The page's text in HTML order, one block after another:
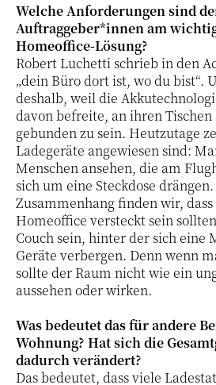
Welche Anforderungen sind
Auftraggeber*innen am
Homeoffice-Lösung?
Robert Luchetti schrieb in den
„dein Büro dort ist, wo du bist“.
deshalb, weil die
davon befreite, an ihren
gebunden zu sein. Heutzutage
Ladegeräte angewiesen sind:
Menschen ansehen, die am
sich um eine Steckdose
Zusammenhang finden wir, dass
Homeoffice versteckt sein
Couch sein, hinter der sich eine
Geräte verbergen. Denn wenn
sollte der Raum nicht wie ein
aussehen oder wirken.
Was bedeutet das für andere
Wohnung? Hat sich die
dadurch verändert?
Das bedeutet, dass viele